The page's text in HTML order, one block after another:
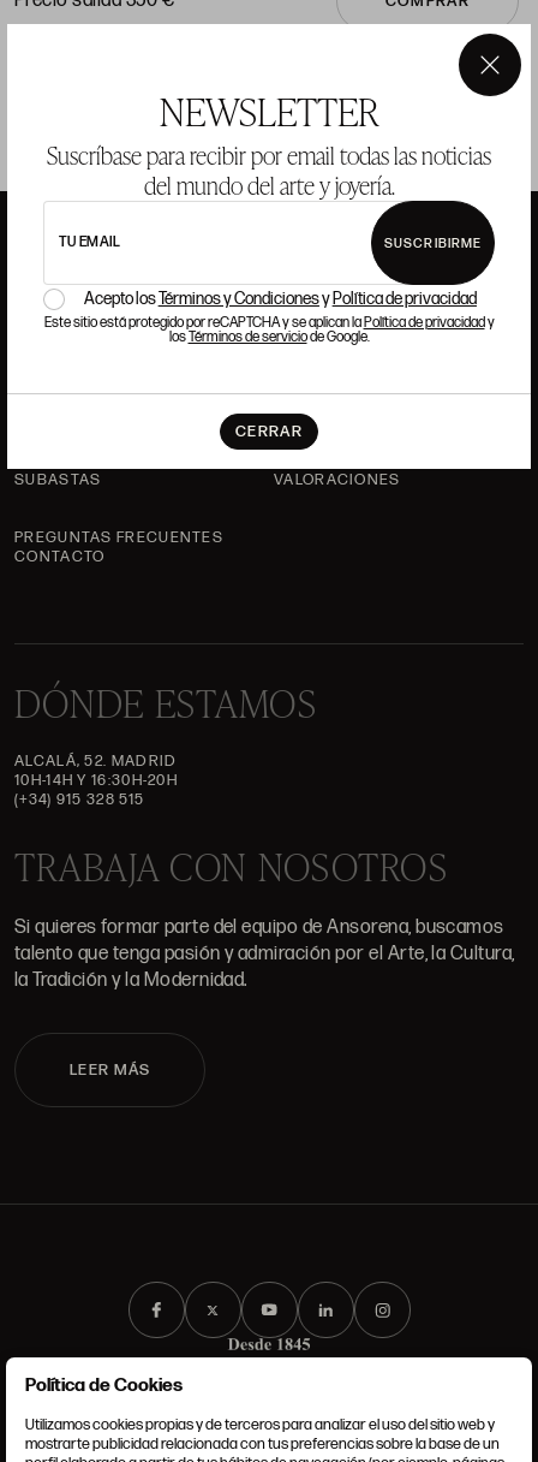
NEWSLETTER
Suscríbase para recibir por email todas las noticias
del mundo del arte y joyería.
TU EMAIL SUSCRIBIRME
Acepto losTérminos y Condicionesy Política de privacidad
Este sitio está protegido por reCAPTCHA y se aplican laPolítica de privacidady
losTérminos de serviciode Google.
CERRAR
×
ANSORENA
EQUIPO
GALERÍA
SUBASTAS
VALORACIONES
PREGUNTAS FRECUENTES
CONTACTO
DÓNDE ESTAMOS
ALCALÁ, 52. MADRID
10H-14H Y 16:30H-20H
(+34) 915 328 515
TRABAJA CON NOSOTROS
Si quieres formar parte del equipo de Ansorena, buscamos
talento que tenga pasión y admiración por el Arte, la Cultura,
la Tradición y la Modernidad.
LEER MÁS
Política de Cookies
Utilizamos cookies propias y de terceros para analizar el uso del sitio web y
mostrarte publicidad relacionada con tus preferencias sobre la base de un